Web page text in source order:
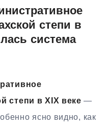
степи в
система
степи в XIX веке —
ясно видно, как